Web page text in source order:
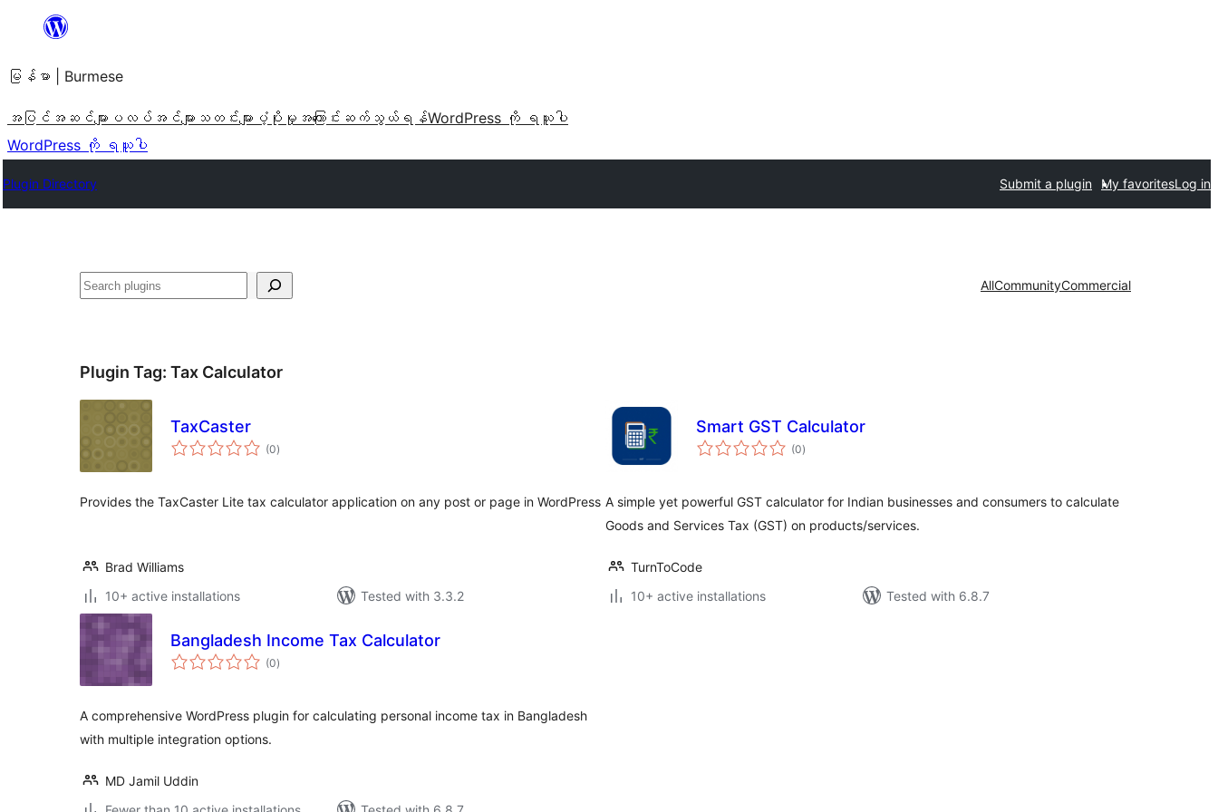
အကြောင်းအရာ
ကျော်သွား
ရန်
မြန်မာ | Burmese
အပြင်အဆင်များ ပလပ်အင်များ သတင်းများ ပံ့ပိုးမှု အကြောင်း ဆက်သွယ်ရန်WordPress ကို ရယူပါ
WordPress ကို ရယူပါ
Plugin Directory Submit a plugin My favoritesLog in
ရှာ
AllCommunityCommercial
Plugin Tag: Tax Calculator
TaxCaster
(0total
ratings
)
Provides the TaxCaster Lite tax calculator application on any post or page in WordPress
Brad Williams
10+ active installations
Tested with 3.3.2
Smart GST Calculator
(0total
ratings
)
A simple yet powerful GST calculator for Indian businesses and consumers to calculate
Goods and Services Tax (GST) on products/services.
TurnToCode
10+ active installations
Tested with 6.8.7
Bangladesh Income Tax Calculator
(0total
ratings
)
A comprehensive WordPress plugin for calculating personal income tax in Bangladesh
with multiple integration options.
MD Jamil Uddin